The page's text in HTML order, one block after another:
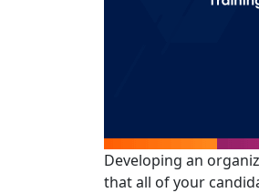
Developing an
that all of your